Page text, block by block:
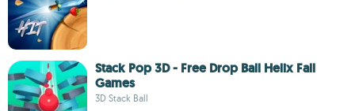
Stack Pop 3D - Free Drop Ball Helix Fall
Games
3D Stack Ball